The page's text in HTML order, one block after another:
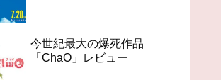
今世紀最大の爆死作品
「ChaO」レビュー